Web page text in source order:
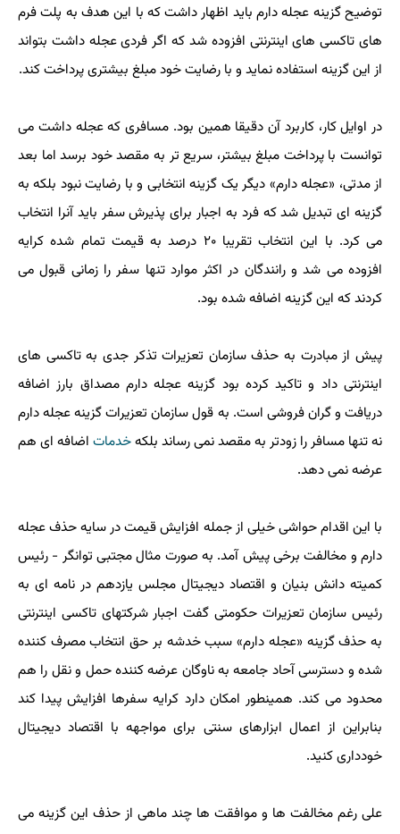
توضیح گزینه عجله دارم باید اظهار داشت که با این هدف به پلت فرم
های تاکسی های اینترنتی افزوده شد که اگر فردی عجله داشت بتواند
از این گزینه استفاده نماید و با رضایت خود مبلغ بیشتری پرداخت کند.
در اوایل کار، کاربرد آن دقیقا همین بود. مسافری که عجله داشت می
توانست با پرداخت مبلغ بیشتر، سریع تر به مقصد خود برسد اما بعد
از مدتی، «عجله دارم» دیگر یک گزینه انتخابی و با رضایت نبود بلکه به
گزینه ای تبدیل شد که فرد به اجبار برای پذیرش سفر باید آنرا انتخاب
می کرد. با این انتخاب تقریبا ۲۰ درصد به قیمت تمام شده کرایه
افزوده می شد و رانندگان در اکثر موارد تنها سفر را زمانی قبول می
کردند که این گزینه اضافه شده بود.
پیش از مبادرت به حذف سازمان تعزیرات تذکر جدی به تاکسی های
اینترنتی داد و تاکید کرده بود گزینه عجله دارم مصداق بارز اضافه
دریافت و گران فروشی است. به قول سازمان تعزیرات گزینه عجله دارم
نه تنها مسافر را زودتر به مقصد نمی رساند بلکهخدمات اضافه ای هم
عرضه نمی دهد.
با این اقدام حواشی خیلی از جمله افزایش قیمت در سایه حذف عجله
دارم و مخالفت برخی پیش آمد. به صورت مثال مجتبی توانگر - رئیس
کمیته دانش بنیان و اقتصاد دیجیتال مجلس یازدهم در نامه ای به
رئیس سازمان تعزیرات حکومتی گفت اجبار شرکتهای تاکسی اینترنتی
به حذف گزینه «عجله دارم» سبب خدشه بر حق انتخاب مصرف کننده
شده و دسترسی آحاد جامعه به ناوگان عرضه کننده حمل و نقل را هم
محدود می کند. همینطور امکان دارد کرایه سفرها افزایش پیدا کند
بنابراین از اعمال ابزارهای سنتی برای مواجهه با اقتصاد دیجیتال
خودداری کنید.
علی رغم مخالفت ها و موافقت ها چند ماهی از حذف این گزینه می